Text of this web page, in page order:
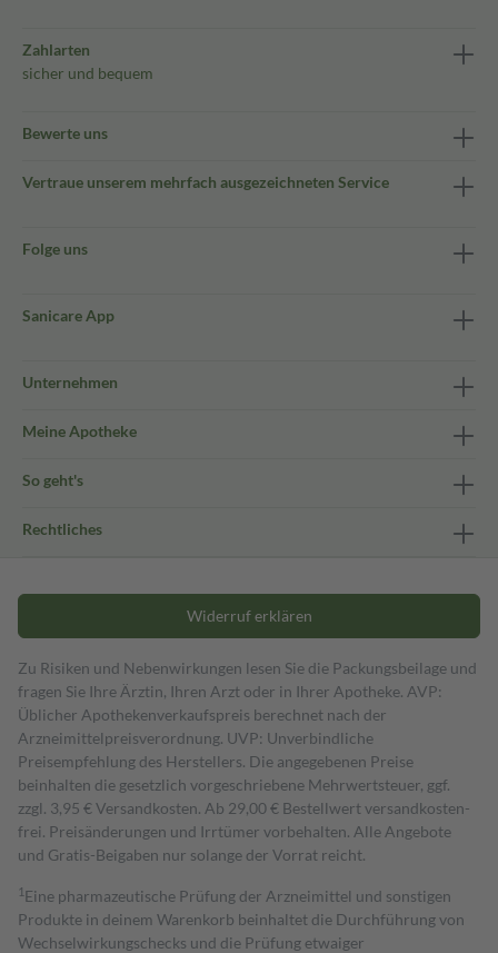
Zahlarten
sicher und bequem
Bewerte uns
Vertraue unserem mehrfach ausgezeichneten Service
Folge uns
Sanicare App
Unternehmen
Meine Apotheke
So geht's
Rechtliches
Widerruf erklären
Zu Risiken und Nebenwirkungen lesen Sie die Packungsbeilage und
fragen Sie Ihre Ärztin, Ihren Arzt oder in Ihrer Apotheke. AVP:
Üblicher Apothekenverkaufspreis berechnet nach der
Arzneimittelpreisverordnung. UVP: Unverbindliche
Preisempfehlung des Herstellers. Die angegebenen Preise
beinhalten die gesetzlich vorgeschriebene Mehrwertsteuer, ggf.
zzgl. 3,95 € Versandkosten. Ab 29,00 € Bestell­wert versand­kosten­
frei. Preisänderungen und Irrtümer vorbehalten. Alle Angebote
und Gratis-Beigaben nur solange der Vorrat reicht.
1 Eine pharmazeutische Prüfung der Arzneimittel und sonstigen
Produkte in deinem Warenkorb beinhaltet die Durchführung von
Wechselwirkungschecks und die Prüfung etwaiger